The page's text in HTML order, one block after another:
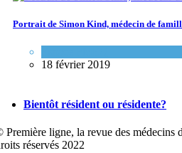
Portrait de Simon Kind, médecin de
18 février 2019
Bientôt résident ou résidente?
Première ligne, la revue des médecins
réservés 2022